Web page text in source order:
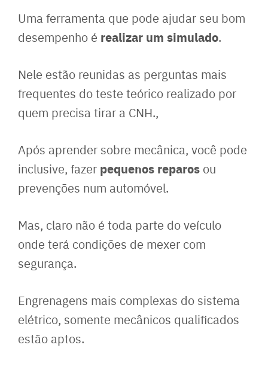
Uma ferramenta que pode ajudar seu bom
desempenho é realizar um simulado.
Nele estão reunidas as perguntas mais
frequentes do teste teórico realizado por
quem precisa tirar a CNH.,
Após aprender sobre mecânica, você pode
inclusive, fazer pequenos reparos ou
prevenções num automóvel.
Mas, claro não é toda parte do veículo
onde terá condições de mexer com
segurança.
Engrenagens mais complexas do sistema
elétrico, somente mecânicos qualificados
estão aptos.